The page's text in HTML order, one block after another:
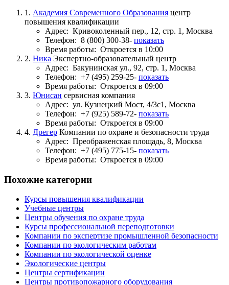
1. Академия Современного Образования центр
повышения квалификации
Адрес: Кривоколенный пер., 12, стр. 1, Москва
Телефон: 8 (800) 300-38- показать
Время работы: Откроется в 10:00
2. Ника Экспертно-образовательный центр
Адрес: Бакунинская ул., 92, стр. 1, Москва
Телефон: +7 (495) 259-25- показать
Время работы: Откроется в 09:00
3. Юнисан сервисная компания
Адрес: ул. Кузнецкий Мост, 4/3с1, Москва
Телефон: +7 (925) 589-72- показать
Время работы: Откроется в 09:00
4. Дрегер Компании по охране и безопасности труда
Адрес: Преображенская площадь, 8, Москва
Телефон: +7 (495) 775-15- показать
Время работы: Откроется в 09:00
Похожие категории
Курсы повышения квалификации
Учебные центры
Центры обучения по охране труда
Курсы профессиональной переподготовки
Компании по экспертизе промышленной безопасности
Компании по экологическим работам
Компании по экологической оценке
Экологические центры
Центры сертификации
Центры противопожарного оборудования